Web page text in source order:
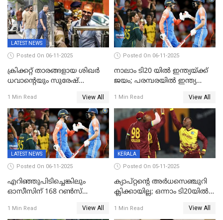
LATEST NEWS
Posted On 06-11-2025
ക്രിക്കറ്റ് താരങ്ങളായ ശിഖർ
ധവാന്‍റെയും സുരേഷ്
കണ്ടുകെട്ടി
1 Min Read View All
Posted On 06-11-2025
നാലാം ടി20 യില്‍ ഇന്ത്യയ്ക്ക്
ജയം; പരമ്പരയിൽ ഇന്ത്യ
1 Min Read View All
LATEST NEWS
Posted On 06-11-2025
എറിഞ്ഞുപിടിച്ചെങ്കിലും
ഓസീസിന് 168 റൺസ്
1 Min Read View All
KERALA
Posted On 05-11-2025
ക്യാപ്റ്റന്റെ അർധസെഞ്ചുറി
ക്ലിക്കായില്ല; ഒന്നാം ടി20യിൽ
വിൻഡീസിന് ജയം
1 Min Read View All